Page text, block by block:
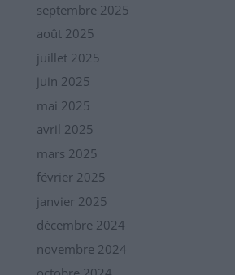
septembre 2025
août 2025
juillet 2025
juin 2025
mai 2025
avril 2025
mars 2025
février 2025
janvier 2025
décembre 2024
novembre 2024